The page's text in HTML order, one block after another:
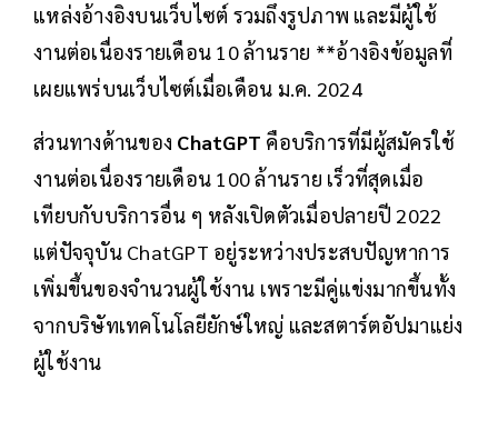
แหล่งอ้างอิงบนเว็บไซต์ รวมถึงรูปภาพ และมีผู้ใช้
งานต่อเนื่องรายเดือน 10 ล้านราย **อ้างอิงข้อมูลที่
เผยแพร่บนเว็บไซต์เมื่อเดือน ม.ค. 2024
ส่วนทางด้านของ ChatGPT คือบริการที่มีผู้สมัครใช้
งานต่อเนื่องรายเดือน 100 ล้านราย เร็วที่สุดเมื่อ
เทียบกับบริการอื่น ๆ หลังเปิดตัวเมื่อปลายปี 2022
แต่ปัจจุบัน ChatGPT อยู่ระหว่างประสบปัญหาการ
เพิ่มขึ้นของจำนวนผู้ใช้งาน เพราะมีคู่แข่งมากขึ้นทั้ง
จากบริษัทเทคโนโลยียักษ์ใหญ่ และสตาร์ตอัปมาแย่ง
ผู้ใช้งาน